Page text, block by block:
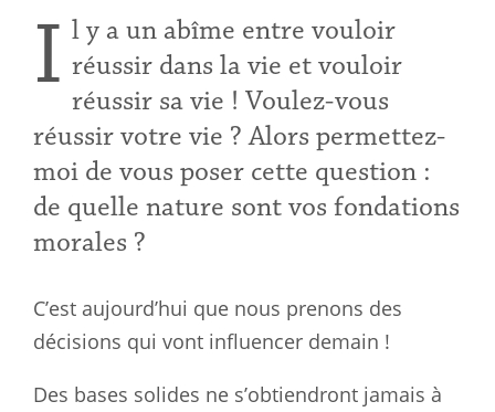
I l y a un abîme entre vouloir
réussir dans la vie et vouloir
réussir sa vie ! Voulez-vous
réussir votre vie ? Alors permettez-
moi de vous poser cette question :
de quelle nature sont vos fondations
morales ?
C’est aujourd’hui que nous prenons des
décisions qui vont influencer demain !
Des bases solides ne s’obtiendront jamais à